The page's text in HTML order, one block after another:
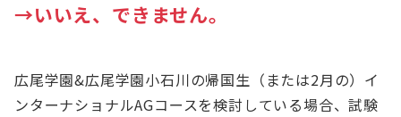
→いいえ、できません。
広尾学園&広尾学園小石川の帰国生（または2月の）イ
ンターナショナルAGコースを検討している場合、試験